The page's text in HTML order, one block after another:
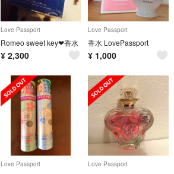
Love Passport
Romeo sweet key❤︎香水
¥ 2,300
Love Passport
香水 LovePassport
¥ 1,000
Love Passport Love Passport